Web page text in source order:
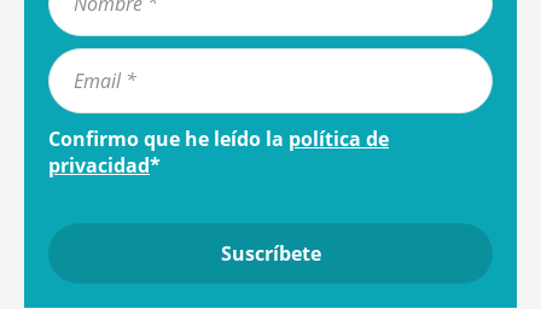
Confirmo que he leído la política de
privacidad*